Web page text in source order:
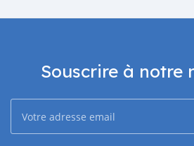
Souscrire à notre